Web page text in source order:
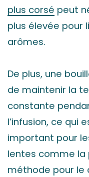
plus corsé peut
plus élevée pour
arômes.
De plus, une
de maintenir la
constante
l’infusion, ce qui
important pour
lentes comme la
méthode pour le